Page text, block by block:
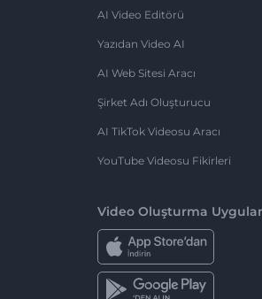
AI Video Editörü
Yazıdan Video AI
AI Web Sitesi Aracı
Şirket Adı Oluşturucu
AI TikTok Videosu Aracı
YouTube Videosu Fikirleri
Video Oluşturma